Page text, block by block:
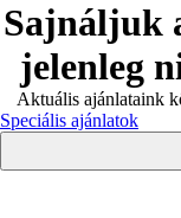
Sajnáljuk
jelenleg
Aktuális ajánlataink
Speciális ajánlatok